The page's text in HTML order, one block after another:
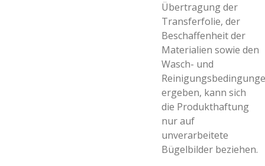
Übertragung der
Transferfolie, der
Beschaffenheit der
Materialien sowie den
Wasch- und
ergeben, kann sich
die Produkthaftung
nur auf
unverarbeitete
Bügelbilder beziehen.